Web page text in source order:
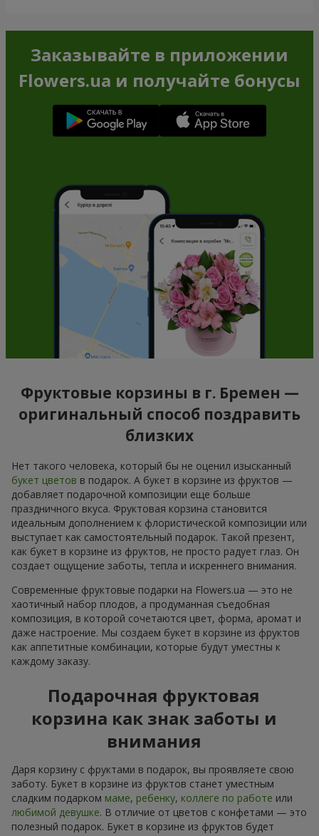
Заказывайте в приложении
Flowers.ua и получайте бонусы
Фруктовые корзины в г. Бремен —
оригинальный способ поздравить
близких
Нет такого человека, который бы не оценил изысканный
букет цветов в подарок. А букет в корзине из фруктов —
добавляет подарочной композиции еще больше
праздничного вкуса. Фруктовая корзина становится
идеальным дополнением к флористической композиции или
выступает как самостоятельный подарок. Такой презент,
как букет в корзине из фруктов, не просто радует глаз. Он
создает ощущение заботы, тепла и искреннего внимания.
Современные фруктовые подарки на Flowers.ua — это не
хаотичный набор плодов, а продуманная съедобная
композиция, в которой сочетаются цвет, форма, аромат и
даже настроение. Мы создаем букет в корзине из фруктов
как аппетитные комбинации, которые будут уместны к
каждому заказу.
Подарочная фруктовая
корзина как знак заботы и
внимания
Даря корзину с фруктами в подарок, вы проявляете свою
заботу. Букет в корзине из фруктов станет уместным
сладким подарком маме, ребенку, коллеге по работе или
любимой девушке. В отличие от цветов с конфетами — это
полезный подарок. Букет в корзине из фруктов будет